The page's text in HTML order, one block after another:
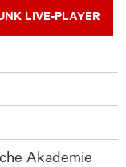
LIVE-PLAYER
Akademie